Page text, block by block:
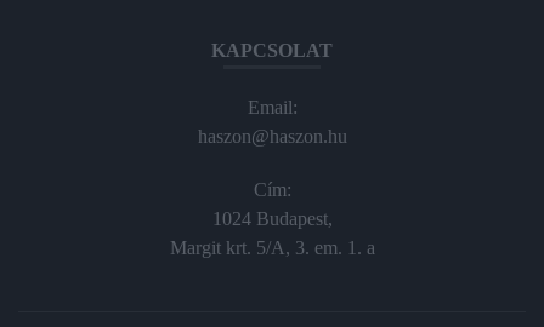
KAPCSOLAT
Email:
haszon@haszon.hu
Cím:
1024 Budapest,
Margit krt. 5/A, 3. em. 1. a